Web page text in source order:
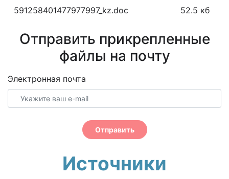
591258401477977997_kz.doc 52.5 кб
Отправить прикрепленные
файлы на почту
Электронная почта
Отправить
Источники